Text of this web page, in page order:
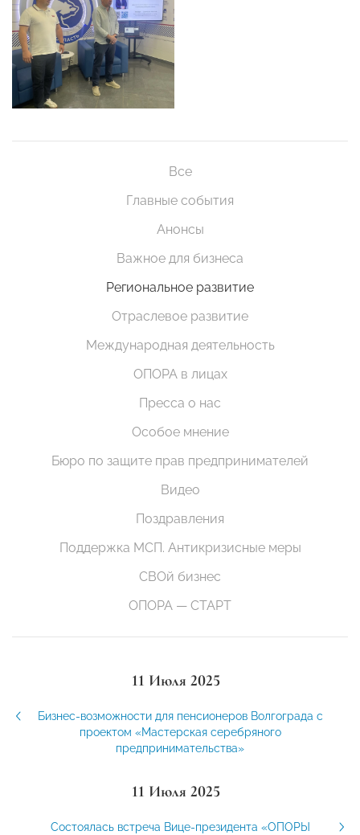
Все
Главные события
Анонсы
Важное для бизнеса
Региональное развитие
Отраслевое развитие
Международная деятельность
ОПОРА в лицах
Пресса о нас
Особое мнение
Бюро по защите прав предпринимателей
Видео
Поздравления
Поддержка МСП. Антикризисные меры
СВОй бизнес
ОПОРА — СТАРТ
11 Июля 2025
Бизнес-возможности для пенсионеров Волгограда с
проектом «Мастерская серебряного
предпринимательства»
11 Июля 2025
Состоялась встреча Вице-президента «ОПОРЫ